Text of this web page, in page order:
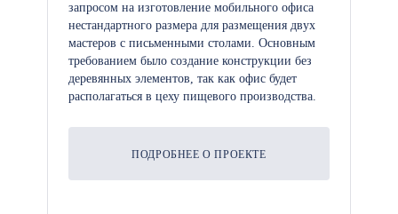
запросом на изготовление мобильного офиса
нестандартного размера для размещения двух
мастеров с письменными столами. Основным
требованием было создание конструкции без
деревянных элементов, так как офис будет
располагаться в цеху пищевого производства.
ПОДРОБНЕЕ О ПРОЕКТЕ